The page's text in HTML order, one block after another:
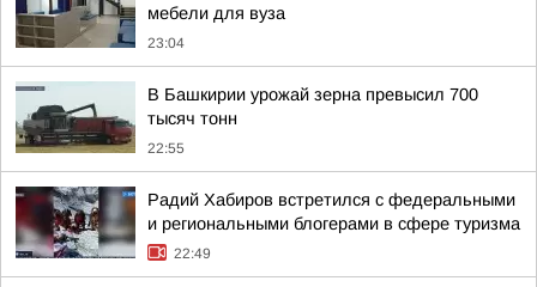
мебели для вуза
23:04
В Башкирии урожай зерна превысил 700
тысяч тонн
22:55
Радий Хабиров встретился с федеральными
и региональными блогерами в сфере туризма
22:49